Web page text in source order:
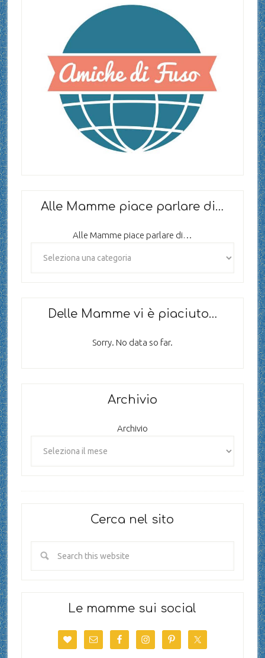
Alle Mamme piace parlare di…
Alle Mamme piace parlare di…
Delle Mamme vi è piaciuto…
Sorry. No data so far.
Archivio
Archivio
Cerca nel sito
Le mamme sui social